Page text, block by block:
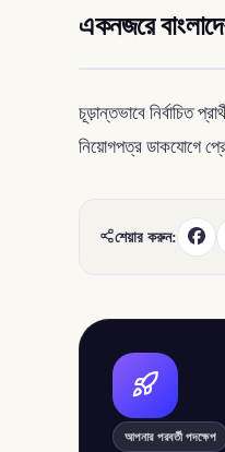
একনজরে
চূড়ান্তভাবে নির্বাচিত
নিয়োগপত্র ডাকযোগে
শেয়ার করুন:
আপনার পরবর্তী পদক্ষেপ